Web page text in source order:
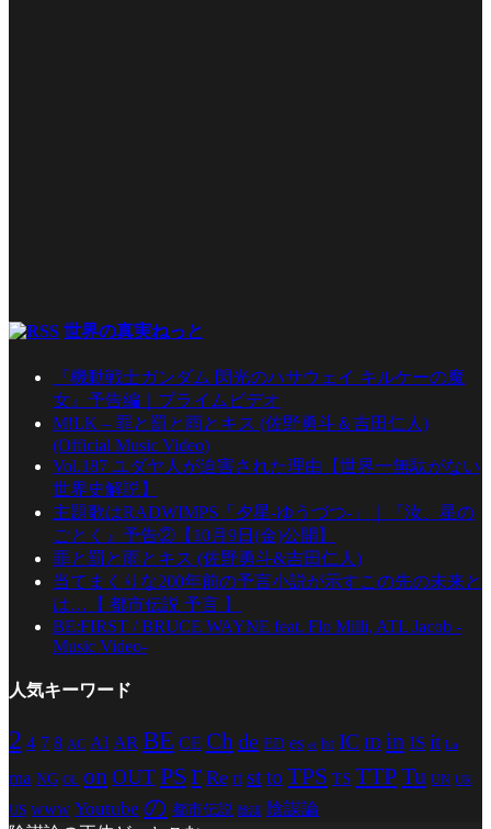
世界の真実ねっと
『機動戦士ガンダム 閃光のハサウェイ キルケーの魔
女』予告編｜プライムビデオ
M!LK – 罪と罰と雨とキス (佐野勇斗＆吉田仁人)
(Official Music Video)
Vol.187 ユダヤ人が迫害された理由【世界一無駄がない
世界史解説】
主題歌はRADWIMPS「夕星-ゆうづつ-」｜『汝、星の
ごとく』予告②【10月9日(金)公開】
罪と罰と雨とキス (佐野勇斗&吉田仁人)
当てまくりな200年前の予言小説が示すこの先の未来と
は…【 都市伝説 予言 】
BE:FIRST / BRUCE WAYNE feat. Flo Milli, ATL Jacob -
Music Video-
人気キーワード
2 4 7 8 AC AI AR BE CE Ch de ED es et ht IC ID in IS it La
ma NG OL on OUTPS r Re rt stto TPS TS TTPTu UN UR
US www Youtube の 都市伝説 陰謀 陰謀論